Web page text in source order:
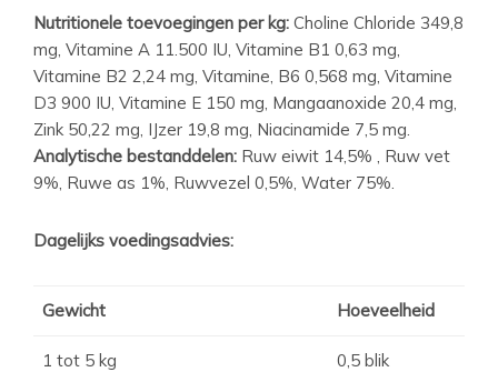
Nutritionele toevoegingen per kg: Choline Chloride 349,8
mg, Vitamine A 11.500 IU, Vitamine B1 0,63 mg,
Vitamine B2 2,24 mg, Vitamine, B6 0,568 mg, Vitamine
D3 900 IU, Vitamine E 150 mg, Mangaanoxide 20,4 mg,
Zink 50,22 mg, IJzer 19,8 mg, Niacinamide 7,5 mg.
Analytische bestanddelen: Ruw eiwit 14,5% , Ruw vet
9%, Ruwe as 1%, Ruwvezel 0,5%, Water 75%.
Dagelijks voedingsadvies:
Gewicht Hoeveelheid
1 tot 5 kg 0,5 blik